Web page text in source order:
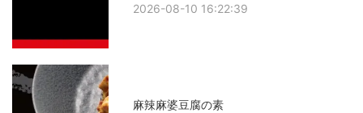
2026-08-10 16:22:39
麻辣麻婆豆腐の素